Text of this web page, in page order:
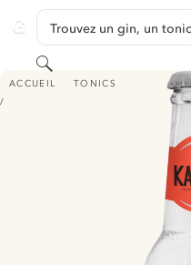
GINVENTORY
Trouvez un gin, un tonic, …
Rechercher
ACCUEIL TONICS
KASKAD TONIC WATER - PIMENT